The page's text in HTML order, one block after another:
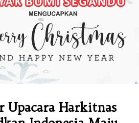
Upacara Harkitnas